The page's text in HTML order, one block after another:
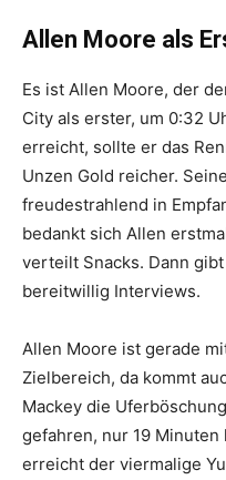
Allen Moore als
Es ist Allen Moore, der
City als erster, um 0:32
erreicht, sollte er das
Unzen Gold reicher.
freudestrahlend in
bedankt sich Allen
verteilt Snacks. Dann
bereitwillig Interviews.
Allen Moore ist gerade
Zielbereich, da kommt
Mackey die
gefahren, nur 19
erreicht der viermalige